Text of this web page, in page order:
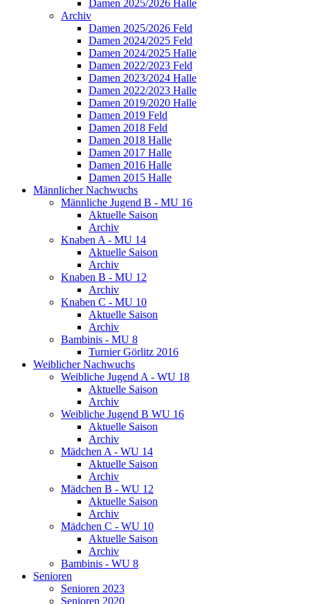
Damen 2025/2026 Halle
Archiv
Damen 2025/2026 Feld
Damen 2024/2025 Feld
Damen 2024/2025 Halle
Damen 2022/2023 Feld
Damen 2023/2024 Halle
Damen 2022/2023 Halle
Damen 2019/2020 Halle
Damen 2019 Feld
Damen 2018 Feld
Damen 2018 Halle
Damen 2017 Halle
Damen 2016 Halle
Damen 2015 Halle
Männlicher Nachwuchs
Männliche Jugend B - MU 16
Aktuelle Saison
Archiv
Knaben A - MU 14
Aktuelle Saison
Archiv
Knaben B - MU 12
Archiv
Knaben C - MU 10
Aktuelle Saison
Archiv
Bambinis - MU 8
Turnier Görlitz 2016
Weiblicher Nachwuchs
Weibliche Jugend A - WU 18
Aktuelle Saison
Archiv
Weibliche Jugend B WU 16
Aktuelle Saison
Archiv
Mädchen A - WU 14
Aktuelle Saison
Archiv
Mädchen B - WU 12
Aktuelle Saison
Archiv
Mädchen C - WU 10
Aktuelle Saison
Archiv
Bambinis - WU 8
Senioren
Senioren 2023
Senioren 2020